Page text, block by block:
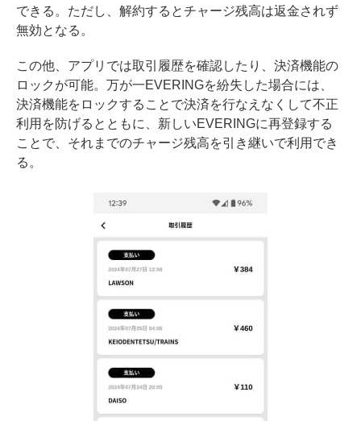
できる。ただし、解約するとチャージ残高は返金されず
無効となる。
この他、アプリでは取引履歴を確認したり、決済機能の
ロックが可能。万が一EVERINGを紛失した場合には、
決済機能をロックすることで決済を行なえなくして不正
利用を防げるとともに、新しいEVERINGに再登録する
ことで、それまでのチャージ残高を引き継いで利用でき
る。